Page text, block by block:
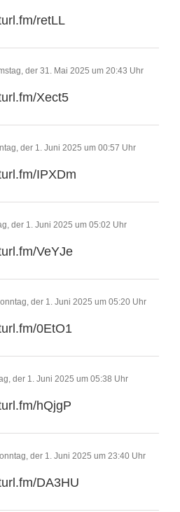
retLL
der 31. Mai 2025 um 20:43 Uhr
Xect5
der 1. Juni 2025 um 00:57 Uhr
IPXDm
der 1. Juni 2025 um 05:02 Uhr
VeYJe
der 1. Juni 2025 um 05:20 Uhr
0EtO1
der 1. Juni 2025 um 05:38 Uhr
hQjgP
der 1. Juni 2025 um 23:40 Uhr
DA3HU